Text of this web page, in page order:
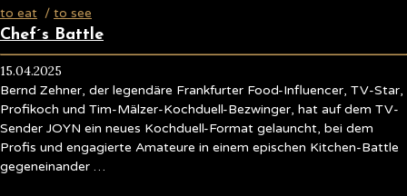
to eat / to see
Chef´s Battle
15.04.2025
Bernd Zehner, der legendäre Frankfurter Food-Influencer, TV-Star,
Profikoch und Tim-Mälzer-Kochduell-Bezwinger, hat auf dem TV-
Sender JOYN ein neues Kochduell-Format gelauncht, bei dem
Profis und engagierte Amateure in einem epischen Kitchen-Battle
gegeneinander …